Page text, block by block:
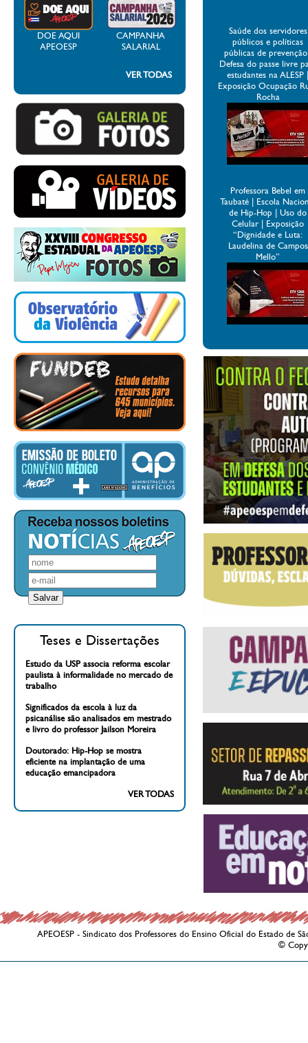
DOE AQUI
APEOESP
CAMPANHA
SALARIAL
VER TODAS
Teses e Dissertações
Estudo da USP associa reforma escolar
paulista à informalidade no mercado de
trabalho
Significados da escola à luz da
psicanálise são analisados em mestrado
e livro do professor Jailson Moreira
Doutorado: Hip-Hop se mostra
eficiente na implantação de uma
educação emancipadora
VER TODAS
Saúde dos servidores
públicos e políticas
públicas de
Defesa do passe livre
estudantes na ALESP
Exposição Ocupação
Rocha
Professora Bebel em
Taubaté | Escola
de Hip-Hop | Uso do
Celular | Exposição
“Dignidade e Luta:
Laudelina de Campos
Mello”
APEOESP - Sindicato dos Professores do Ensino Oficial do Estado de
©